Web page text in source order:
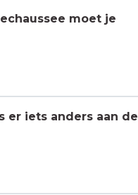
moet je
er iets anders aan de